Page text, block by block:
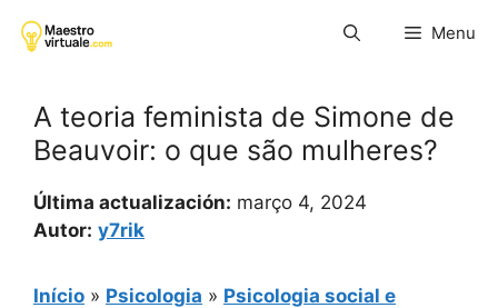
para
Menu
A teoria feminista de Simone de
Beauvoir: o que são mulheres?
Última actualización: março 4, 2024
Autor: y7rik
Início » Psicologia » Psicologia social e